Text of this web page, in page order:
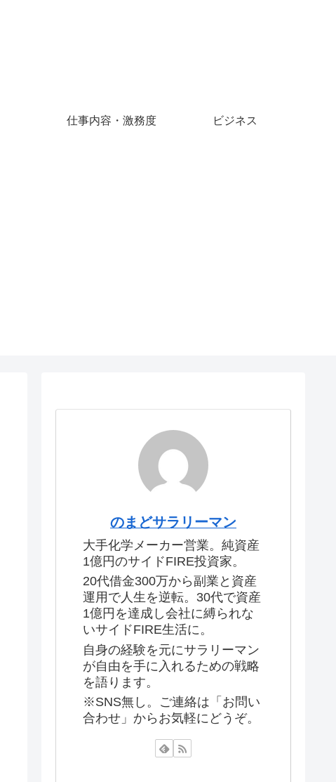
仕事内容・激務度 ビジネス
のまどサラリーマン
大手化学メーカー営業。純資産
1億円のサイドFIRE投資家。
20代借金300万から副業と資産
運用で人生を逆転。30代で資産
1億円を達成し会社に縛られな
いサイドFIRE生活に。
自身の経験を元にサラリーマン
が自由を手に入れるための戦略
を語ります。
※SNS無し。ご連絡は「お問い
合わせ」からお気軽にどうぞ。